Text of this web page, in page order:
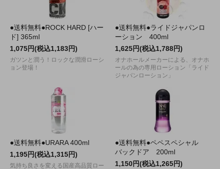
●送料無料●ROCK HARD [ハー
ド] 365ml
1,075円(税込1,183円)
ガツンと潤う！ロックな潤滑ローシ
ョン登場！
●送料無料●ライドジャパンロ
ーション 400ml
1,625円(税込1,788円)
オナホールメーカーによる、オナホ
ールの為の専用ローション「ライド
ジャパンローション」
●送料無料●URARA 400ml
1,195円(税込1,315円)
気持ち良さを変える国産高品質ロー
●送料無料●ペペスペシャル
バックドア 200ml
1,150円(税込1,265円)